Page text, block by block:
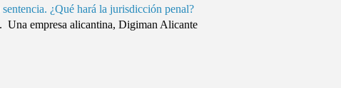
¿Qué hará la jurisdicción penal?
Una empresa alicantina, Digiman Alicante